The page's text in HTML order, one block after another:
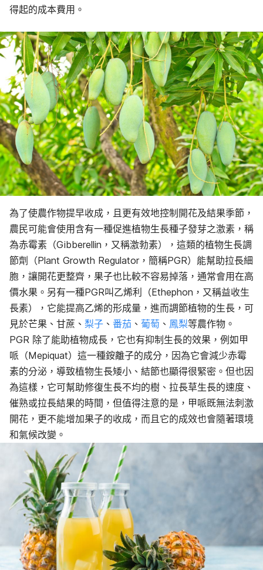
得起的成本費用。
為了使農作物提早收成，且更有效地控制開花及結果季節，
農民可能會使用含有一種促進植物生長種子發芽之激素，稱
為赤霉素（Gibberellin，又稱激勃素），這類的植物生長調
節劑（Plant Growth Regulator，簡稱PGR）能幫助拉長細
胞，讓開花更整齊，果子也比較不容易掉落，通常會用在高
價水果。另有一種PGR叫乙烯利 （Ethephon，又稱益收生
長素），它能提高乙烯的形成量，進而調節植物的生長，可
見於芒果、甘蔗、 梨子 、 番茄 、 葡萄 、 鳳梨等農作物。
PGR 除了能助植物成長，它也有抑制生長的效果，例如甲
哌（Mepiquat）這一種銨離子的成分，因為它會減少赤霉
素的分泌，導致植物生長矮小、結節也顯得很緊密。但也因
為這樣，它可幫助修復生長不均的樹、拉長草生長的速度、
催熟或拉長結果的時間，但值得注意的是，甲哌既無法刺激
開花，更不能增加果子的收成，而且它的成效也會隨著環境
和氣候改變。